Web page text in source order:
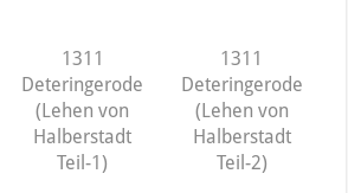
1311
Deteringerode
(Lehen von
Halberstadt
Teil-1)
1311
Deteringerode
(Lehen von
Halberstadt
Teil-2)